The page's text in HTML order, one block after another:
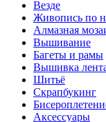
Везде
Живопись по
Алмазная
Вышивание
Багеты и рамы
Вышивка
Шитьё
Скрапбукинг
Аксессуары